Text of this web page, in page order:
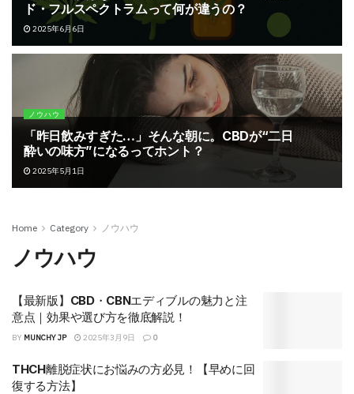
ド・フルスペクトラムって何が違うの？
2025年6月6日
ノウハウ
「昨日飲みすぎた…」そんな朝に。CBDが“二日
酔いの味方”になるってホント？
2025年5月1日
Home Category ノウハウ
ノウハウ
【最新版】CBD・CBNエディブルの魅力と注
意点｜効果や選び方を徹底解説！
BY MUNCHY JP 2025年3月9日 0
THCH離脱症状にお悩みの方必見！【早めに回
復する方法】